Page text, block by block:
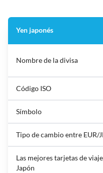
Yen japonés
Nombre de la divisa
Código ISO
Símbolo
Tipo de cambio entre EUR/
Las mejores tarjetas de
Japón